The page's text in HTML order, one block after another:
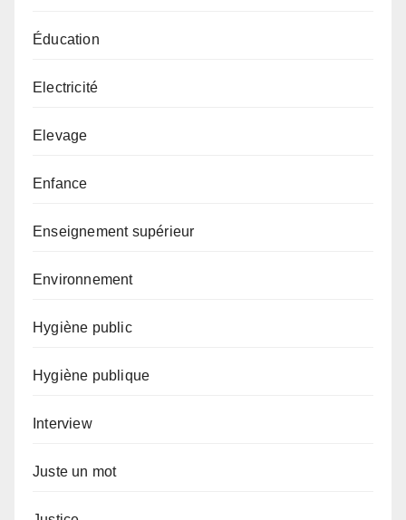
Éducation
Electricité
Elevage
Enfance
Enseignement supérieur
Environnement
Hygiène public
Hygiène publique
Interview
Juste un mot